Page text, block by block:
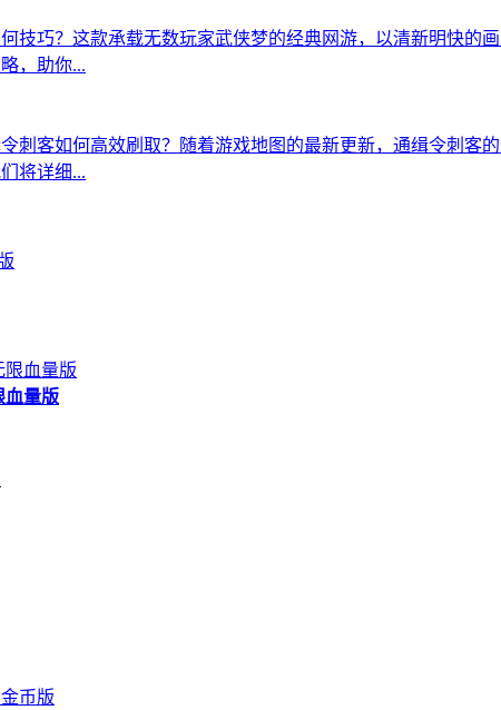
技巧？这款承载无数玩家武侠梦的经典网游，以清新明快的
，助你...
刺客如何高效刷取？随着游戏地图的最新更新，通缉令刺客
将详细...
血量版